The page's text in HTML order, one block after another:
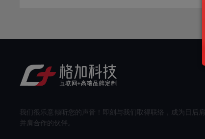
我们很乐意倾听您的声音！即刻与我们取得联络，成为日后肩
并肩合作的伙伴。